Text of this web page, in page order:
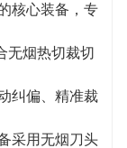
核心装备，专
无烟热切裁切
纠偏、精准裁
采用无烟刀头